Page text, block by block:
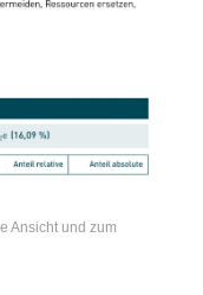
Ansicht und zum